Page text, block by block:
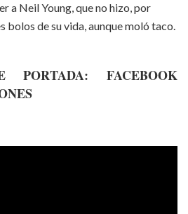
a Neil Young, que no hizo, por
bolos de su vida, aunque moló taco.
PORTADA: FACEBOOK